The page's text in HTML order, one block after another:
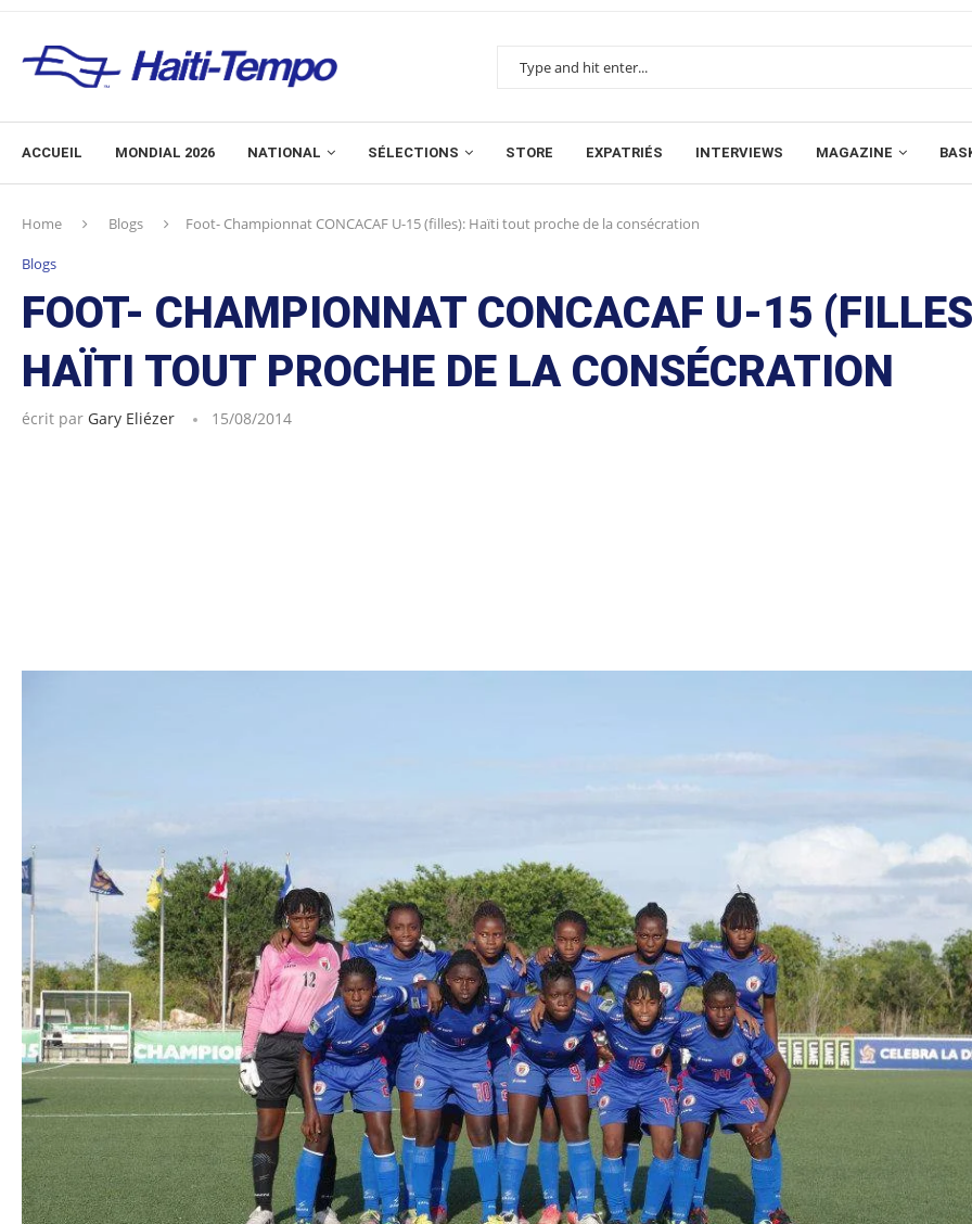
ACCUEIL MONDIAL 2026 NATIONAL SÉLECTIONS STORE EXPATRIÉS INTERVIEWS MAGAZINE
Home Blogs Foot- Championnat CONCACAF U-15 (filles): Haïti tout proche de la consécration
Blogs
FOOT- CHAMPIONNAT CONCACAF U-15
HAÏTI TOUT PROCHE DE LA CONSÉCRATION
écrit par Gary Eliézer 15/08/2014